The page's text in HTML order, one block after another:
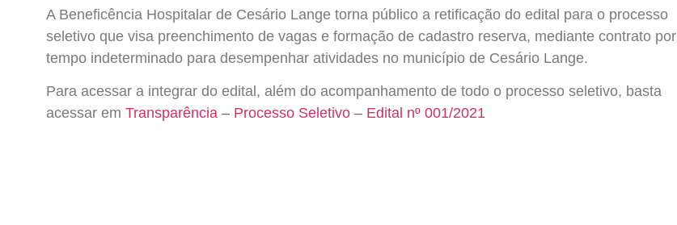
A Beneficência Hospitalar de Cesário Lange torna público a retificação do edital para o processo
seletivo que visa preenchimento de vagas e formação de cadastro reserva, mediante contrato por
tempo indeterminado para desempenhar atividades no município de Cesário Lange.
Para acessar a integrar do edital, além do acompanhamento de todo o processo seletivo, basta
acessar emTransparência – Processo Seletivo – Edital nº 001/2021